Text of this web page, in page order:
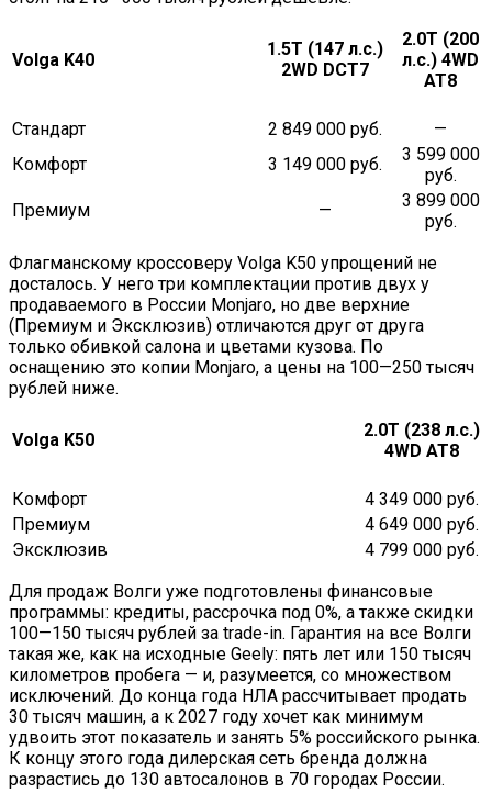
Volga K40
1.5T (147 л.с.)
2WD DCT7
2.0T (200
л.с.) 4WD
AT8
Стандарт 2 849 000 руб.
—
Комфорт
3 149 000 руб.
3 599 000
руб.
Премиум
—
3 899 000
руб.
Флагманскому кроссоверу Volga K50 упрощений не
досталось. У него три комплектации против двух у
продаваемого в России Monjaro, но две верхние
(Премиум и Эксклюзив) отличаются друг от друга
только обивкой салона и цветами кузова. По
оснащению это копии Monjaro, а цены на 100—250 тысяч
рублей ниже.
Volga K50
2.0T (238 л.с.)
4WD AT8
Комфорт
4 349 000 руб.
Премиум
4 649 000 руб.
Эксклюзив
4 799 000 руб.
Для продаж Волги уже подготовлены финансовые
программы: кредиты, рассрочка под 0%, а также скидки
100—150 тысяч рублей за trade-in. Гарантия на все Волги
такая же, как на исходные Geely: пять лет или 150 тысяч
километров пробега — и, разумеется, со множеством
исключений. До конца года НЛА рассчитывает продать
30 тысяч машин, а к 2027 году хочет как минимум
удвоить этот показатель и занять 5% российского рынка.
К концу этого года дилерская сеть бренда должна
разрастись до 130 автосалонов в 70 городах России.